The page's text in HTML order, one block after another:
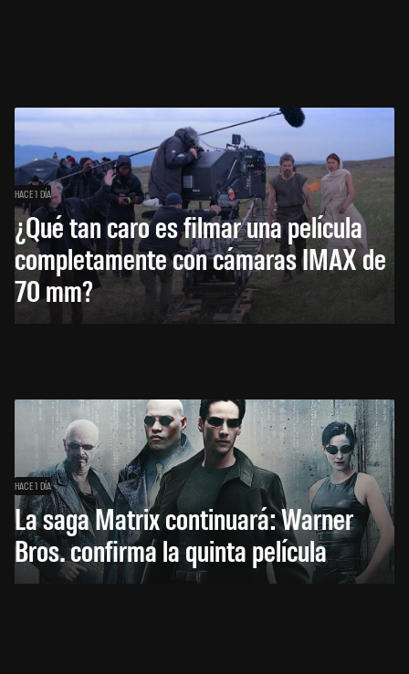
HACE 1 DÍA
¿Qué tan caro es filmar una película
completamente con cámaras IMAX de
70 mm?
HACE 1 DÍA
La saga Matrix continuará: Warner
Bros. confirma la quinta película